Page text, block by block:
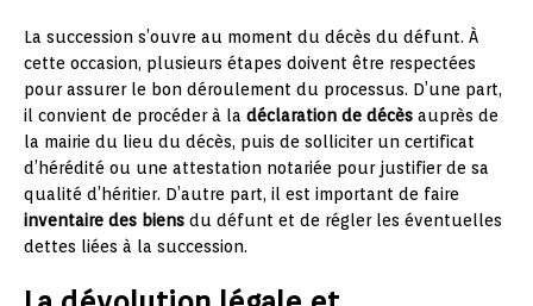
La succession s’ouvre au moment du décès du défunt. À
cette occasion, plusieurs étapes doivent être respectées
pour assurer le bon déroulement du processus. D’une part,
il convient de procéder à la déclaration de décès auprès de
la mairie du lieu du décès, puis de solliciter un certificat
d’hérédité ou une attestation notariée pour justifier de sa
qualité d’héritier. D’autre part, il est important de faire
inventaire des biens du défunt et de régler les éventuelles
dettes liées à la succession.